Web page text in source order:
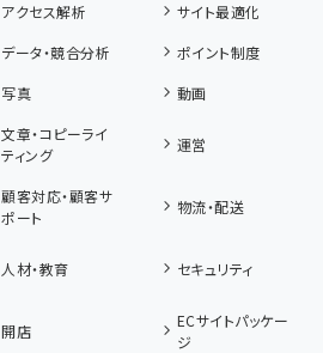
アクセス解析
サイト最適化
データ・競合分析
ポイント制度
写真 動画
文章・コピーライ
ティング
運営
顧客対応・顧客サ
ポート
物流・配送
人材・教育 セキュリティ
開店
ECサイトパッケー
ジ